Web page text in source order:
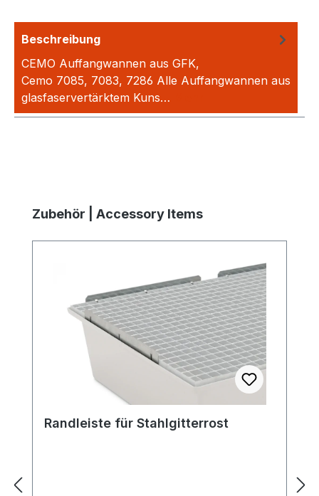
Beschreibung
CEMO Auffangwannen aus GFK,
Cemo 7085, 7083, 7286 Alle Auffangwannen aus
glasfaservertärktem Kuns…
Produktgalerie überspringen
Zubehör | Accessory Items
Randleiste für Stahlgitterrost